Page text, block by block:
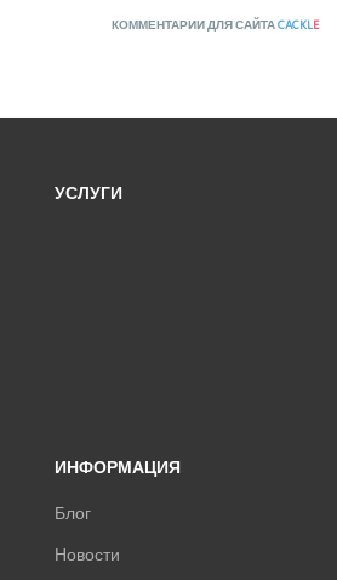
КОММЕНТАРИИ ДЛЯ САЙТАCACKLE
УСЛУГИ
ИНФОРМАЦИЯ
Блог
Новости